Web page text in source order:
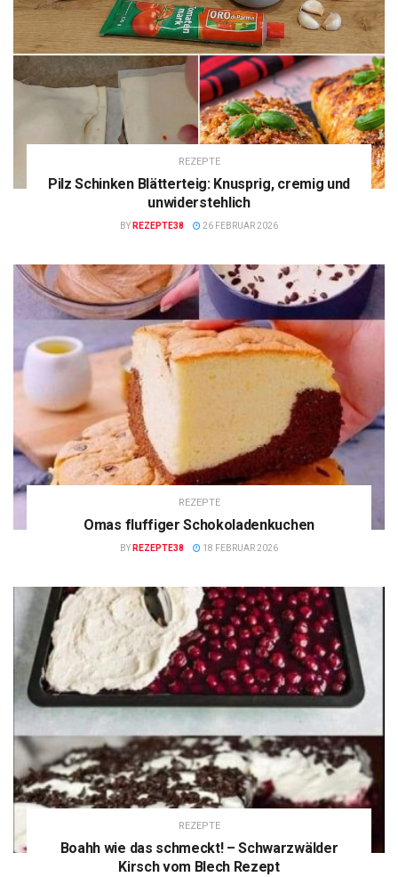
REZEPTE
Pilz Schinken Blätterteig: Knusprig, cremig und
unwiderstehlich
BY REZEPTE38 26 FEBRUAR 2026
REZEPTE
Omas fluffiger Schokoladenkuchen
BY REZEPTE38 18 FEBRUAR 2026
REZEPTE
Boahh wie das schmeckt! – Schwarzwälder
Kirsch vom Blech Rezept